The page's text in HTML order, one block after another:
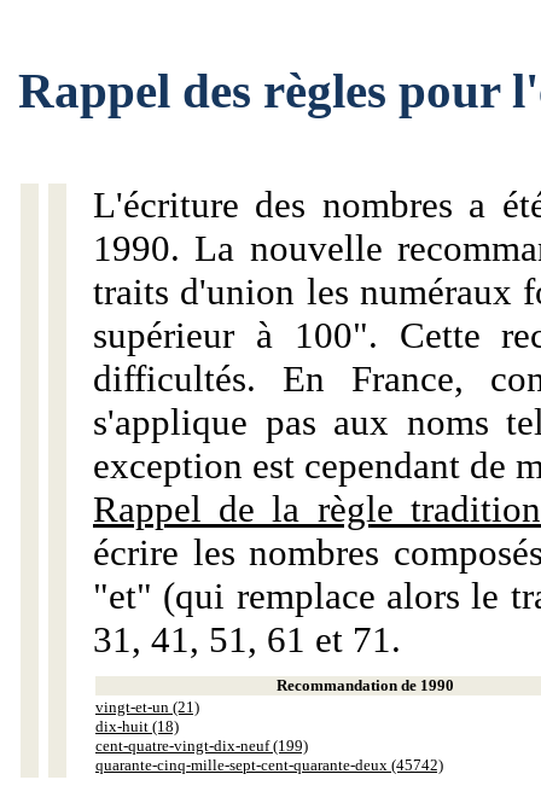
Rappel des règles pour
L'écriture des nombres a
1990. La nouvelle
traits d'union les numéraux
supérieur à 100". Cette
difficultés. En France,
s'applique pas aux noms
exception est cependant de
Rappel de la règle
écrire les nombres
"et" (qui remplace alors le
31, 41, 51, 61 et 71.
Recommandation de 1990
vingt-et-un (21)
dix-huit (18)
cent-quatre-vingt-dix-neuf (199)
quarante-cinq-mille-sept-cent-quarante-deux (45742)